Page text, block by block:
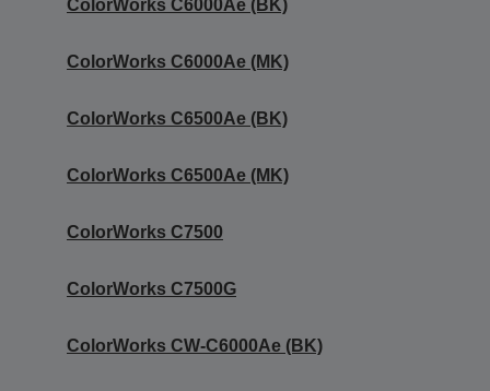
ColorWorks C6000Ae (BK)
ColorWorks C6000Ae (MK)
ColorWorks C6500Ae (BK)
ColorWorks C6500Ae (MK)
ColorWorks C7500
ColorWorks C7500G
ColorWorks CW-C6000Ae (BK)